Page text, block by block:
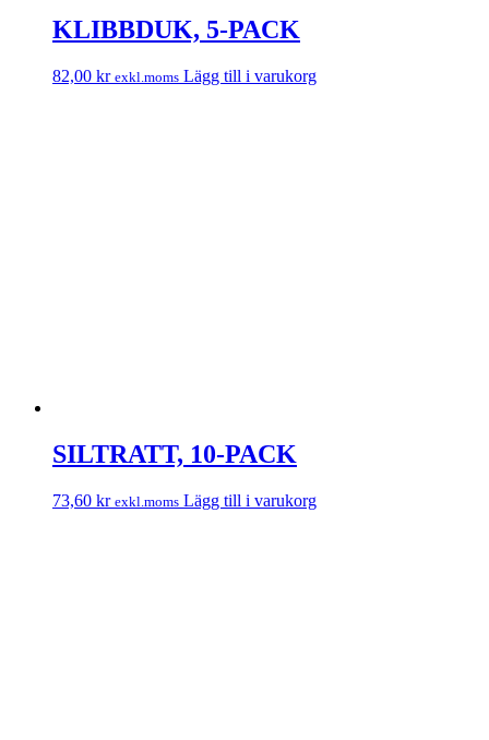
KLIBBDUK, 5-PACK
82,00 kr exkl.moms Lägg till i varukorg
SILTRATT, 10-PACK
73,60 kr exkl.moms Lägg till i varukorg